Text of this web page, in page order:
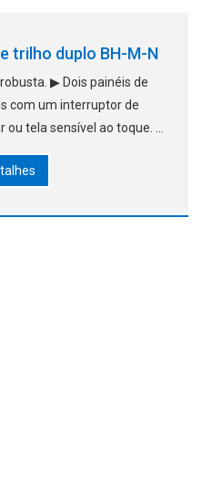
trilho duplo BH-M-N
▶ Dois painéis de
com um interruptor de
ou tela sensível ao toque. ▶
da matéria